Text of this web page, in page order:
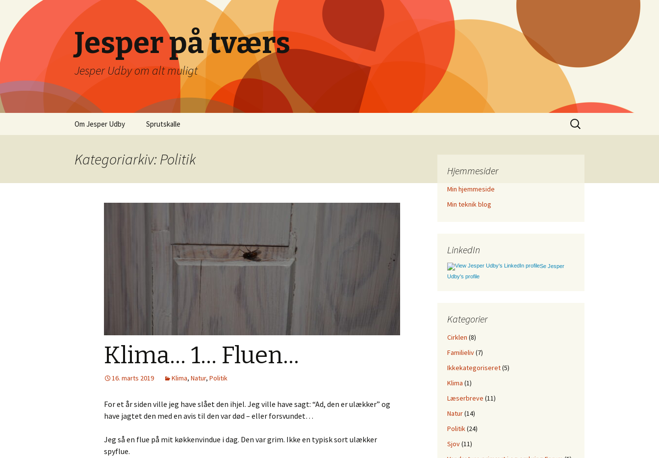
Jesper på tværs
Jesper Udby om alt muligt
Om Jesper Udby Sprutskalle
Søg
efter:
Kategoriarkiv: Politik
Klima… 1… Fluen…
16. marts 2019 Klima, Natur, Politik
For et år siden ville jeg have slået den ihjel. Jeg ville have sagt: “Ad, den er ulækker” og
have jagtet den med en avis til den var død – eller forsvundet…
Jeg så en flue på mit køkkenvindue i dag. Den var grim. Ikke en typisk sort ulækker
spyflue.
Hjemmesider
Min hjemmeside
Min teknik blog
LinkedIn
Se Jesper
Udby's profile
Kategorier
Cirklen (8)
Familieliv(7)
Ikkekategoriseret(5)
Klima (1)
Læserbreve (11)
Natur(14)
Politik(24)
Sjov(11)